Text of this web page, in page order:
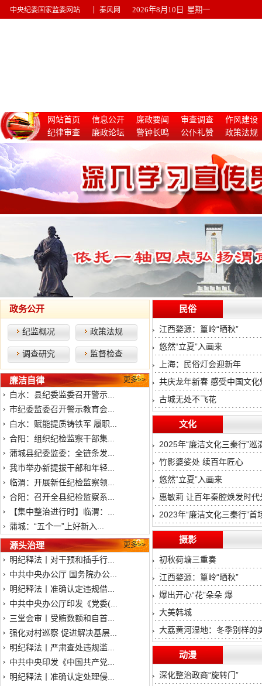
中央纪委国家监委网站 秦风网 2026年8月10日 星期一
网站首页 信息公开 廉政要闻 审查调查
作风建设
纪律审查
廉政论坛 警钟长鸣 公仆礼赞
政策法规
政务公开
纪监概况 政策法规
调查研究 监督检查
更多>>
廉洁自律
白水：县纪委监委召开警示...
市纪委监委召开警示教育会...
白水：赋能提质铸铁军 履职...
合阳：组织纪检监察干部集...
蒲城县纪委监委：全链条发...
我市举办新提拔干部和年轻...
临渭：开展新任纪检监察领...
合阳：召开全县纪检监察系...
【集中整治进行时】临渭：...
蒲城：“五个一”上好新入...
更多>>
源头治理
明纪释法丨对干预和插手行...
中共中央办公厅 国务院办公...
明纪释法丨准确认定违规借...
中共中央办公厅印发《党委(...
三堂会审丨受贿数额和自首...
强化对村巡察 促进解决基层...
明纪释法丨严肃查处违规滥...
中共中央印发《中国共产党...
明纪释法丨准确认定处理侵...
民俗
江西婺源：篁岭“晒秋”
悠然“立夏”入画来
上海：民俗灯会迎新年
共庆龙年新春 感受中国文
古城无处不飞花
文化
2025年“廉洁文化三秦行”巡
竹影婆娑处 续百年匠心
悠然“立夏”入画来
惠敏莉 让百年秦腔焕发时代
2023年“廉洁文化三秦行”首
摄影
初秋荷塘三重奏
江西婺源：篁岭“晒秋”
爆出开心“花”朵朵 爆
大美韩城
大荔黄河湿地：冬季别样的
动漫
深化整治政商“旋转门”